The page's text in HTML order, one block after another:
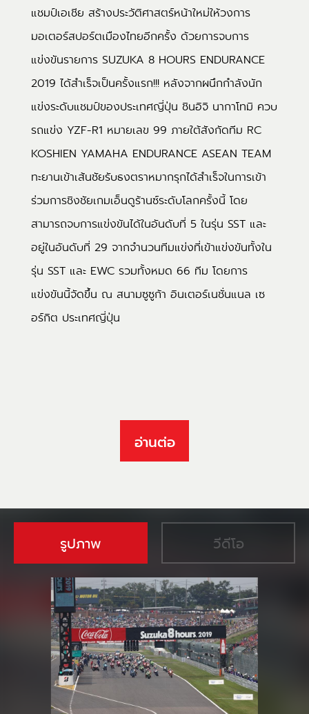
แชมป์เอเชีย สร้างประวัติศาสตร์หน้าใหม่ให้วงการ
มอเตอร์สปอร์ตเมืองไทยอีกครั้ง ด้วยการจบการ
แข่งขันรายการ SUZUKA 8 HOURS ENDURANCE
2019 ได้สำเร็จเป็นครั้งแรก!!! หลังจากผนึกกำลังนัก
แข่งระดับแชมป์ของประเทศญี่ปุ่น ชินอิจิ นากาโทมิ ควบ
รถแข่ง YZF-R1 หมายเลข 99 ภายใต้สังกัดทีม RC
KOSHIEN YAMAHA ENDURANCE ASEAN TEAM
ทะยานเข้าเส้นชัยรับธงตราหมากรุกได้สำเร็จในการเข้า
ร่วมการชิงชัยเกมเอ็นดูร้านซ์ระดับโลกครั้งนี้ โดย
สามารถจบการแข่งขันได้ในอันดับที่ 5 ในรุ่น SST และ
อยู่ในอันดับที่ 29 จากจำนวนทีมแข่งที่เข้าแข่งขันทั้งใน
รุ่น SST และ EWC รวมทั้งหมด 66 ทีม โดยการ
แข่งขันนี้จัดขึ้น ณ สนามซูซูก้า อินเตอร์เนชั่นแนล เซ
อร์กิต ประเทศญี่ปุ่น
อ่านต่อ
รูปภาพ วีดีโอ